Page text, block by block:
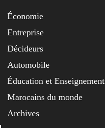
Économie
Entreprise
Décideurs
Automobile
Éducation et Enseignement
Marocains du monde
Archives